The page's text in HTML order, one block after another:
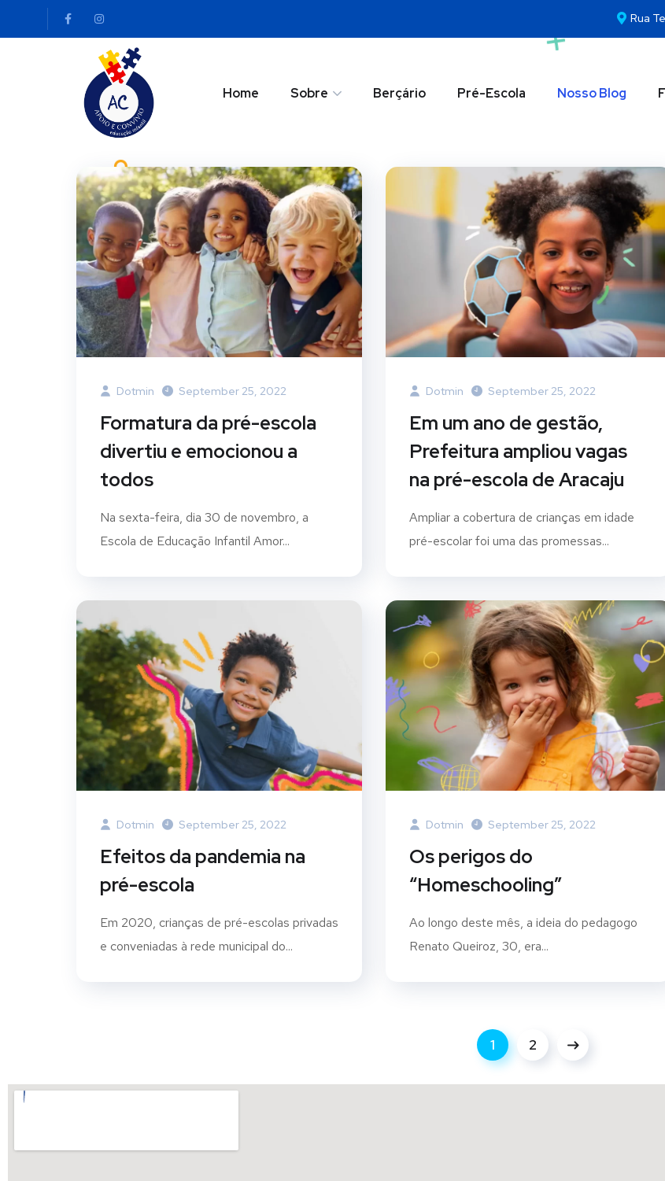
Rua
Home Sobre Berçário Pré-Escola Nosso Blog
Dotmin September 25, 2022
Formatura da pré-escola
divertiu e emocionou a
todos
Na sexta-feira, dia 30 de novembro, a
Escola de Educação Infantil Amor...
Dotmin September 25, 2022
Em um ano de gestão,
Prefeitura ampliou vagas
na pré-escola de Aracaju
Ampliar a cobertura de crianças em idade
pré-escolar foi uma das promessas...
Dotmin September 25, 2022
Efeitos da pandemia na
pré-escola
Em 2020, crianças de pré-escolas privadas
e conveniadas à rede municipal do...
Dotmin September 25, 2022
Os perigos do
“Homeschooling”
Ao longo deste mês, a ideia do pedagogo
Renato Queiroz, 30, era...
1 2